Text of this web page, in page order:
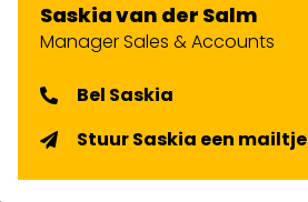
Saskia van der Salm
Manager Sales & Accounts
Bel Saskia
Stuur Saskia een mailtje